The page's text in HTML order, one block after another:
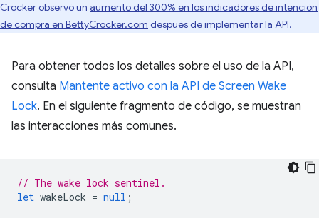
Crocker observó un aumento del 300% en los indicadores de intención
de compra en BettyCrocker.com después de implementar la API.
Para obtener todos los detalles sobre el uso de la API,
consulta Mantente activo con la API de Screen Wake
Lock. En el siguiente fragmento de código, se muestran
las interacciones más comunes.
// The wake lock sentinel.
let wakeLock = null ;